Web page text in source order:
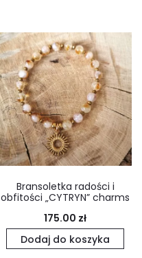
Bransoletka radości i
obfitości „CYTRYN” charms
175.00 zł
Dodaj do koszyka